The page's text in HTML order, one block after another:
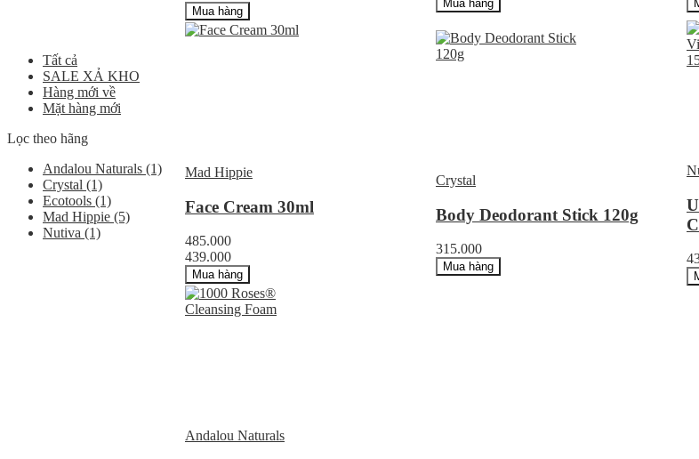
Tất cả
SALE XẢ KHO
Hàng mới về
Mặt hàng mới
Lọc theo hãng
Andalou Naturals (1)
Crystal (1)
Ecotools (1)
Mad Hippie (5)
Nutiva (1)
Mua hàng
Mua hàng
Mad Hippie
Face Cream 30ml
485.000
439.000
Mua hàng
Crystal
Body Deodorant Stick 120g
315.000
Mua hàng
Andalou Naturals